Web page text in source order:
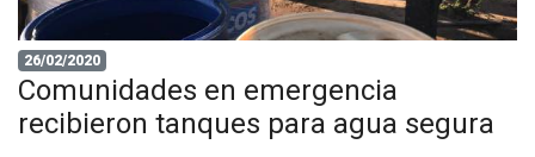
26/02/2020
Comunidades en emergencia
recibieron tanques para agua segura